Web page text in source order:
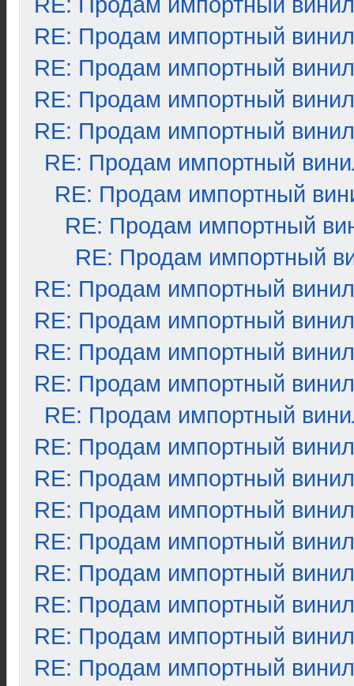
RE: Продам импортный винил
RE: Продам импортный винил
RE: Продам импортный винил
RE: Продам импортный винил
RE: Продам импортный
RE: Продам импортный
RE: Продам импортный
RE: Продам импортный
RE: Продам импортный винил
RE: Продам импортный винил
RE: Продам импортный винил
RE: Продам импортный винил
RE: Продам импортный
RE: Продам импортный винил
RE: Продам импортный винил
RE: Продам импортный винил
RE: Продам импортный винил
RE: Продам импортный винил
RE: Продам импортный винил
RE: Продам импортный винил
RE: Продам импортный винил